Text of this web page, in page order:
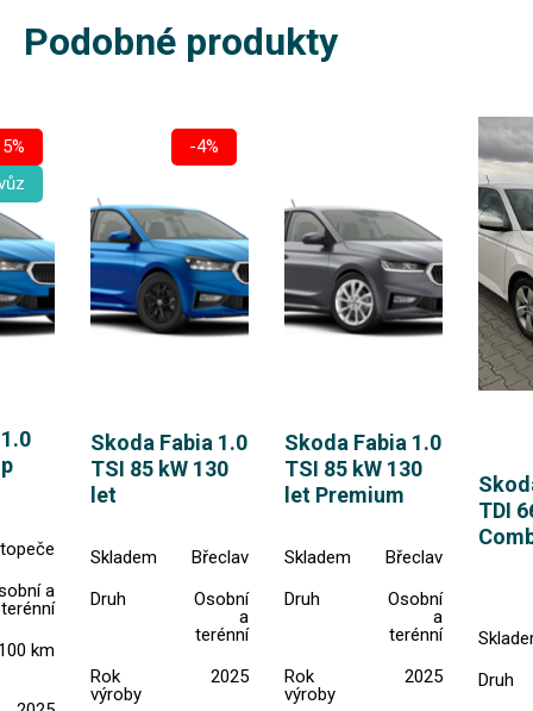
Podobné produkty
a
terénní
km
-4%
Skoda Fabia 1.0
TSI 85 kW 130
let
Skladem
Břeclav
Druh
Osobní
a
terénní
Rok
výroby
2025
Skoda Fabia 1.0
TSI 85 kW 130
let Premium
Skladem
Břeclav
Druh
Osobní
a
terénní
Rok
výroby
2025
TDI
Druh